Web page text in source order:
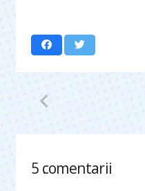
5 comentarii
.